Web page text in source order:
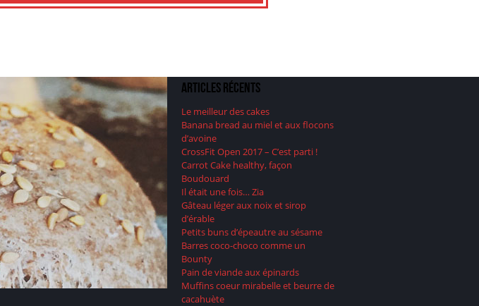
Articles récents
Le meilleur des cakes
Banana bread au miel et aux flocons
d’avoine
CrossFit Open 2017 – C’est parti !
Carrot Cake healthy, façon
Boudouard
Il était une fois… Zia
Gâteau léger aux noix et sirop
d’érable
Petits buns d’épeautre au sésame
Barres coco-choco comme un
Bounty
Pain de viande aux épinards
Muffins coeur mirabelle et beurre de
cacahuète